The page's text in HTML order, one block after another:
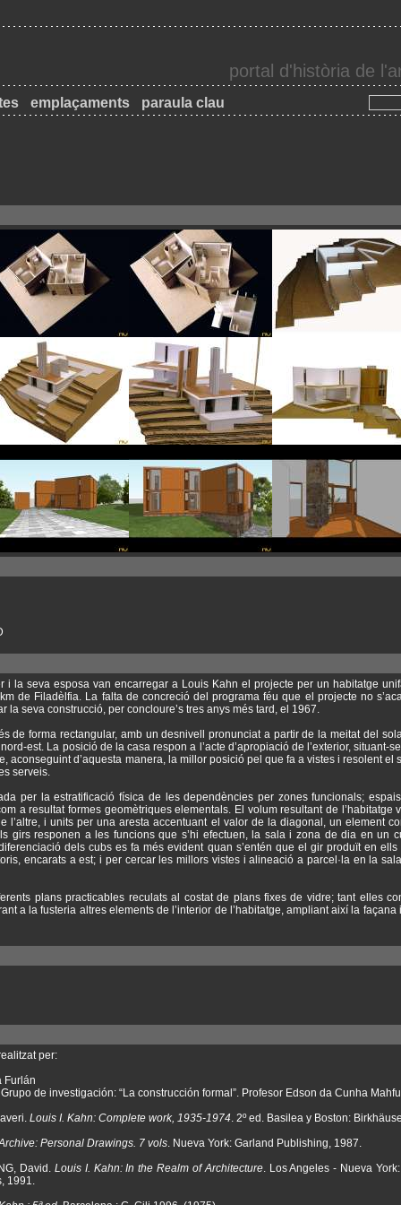
portal d'història de
emplaçaments paraula clau
i la seva esposa van encarregar a Louis Kahn el projecte per un habitatge
de Filadèlfia. La falta de concreció del programa féu que el projecte no
la seva construcció, per concloure’s tres anys més tard, el 1967.
de forma rectangular, amb un desnivell pronunciat a partir de la meitat del
est. La posició de la casa respon a l’acte d’apropiació de l’exterior, situant-
aconseguint d’aquesta manera, la millor posició pel que fa a vistes i resolent el
serveis.
per la estratificació física de les dependències per zones funcionals;
a resultat formes geomètriques elementals. El volum resultant de l’habitatge
l’altre, i units per una aresta accentuant el valor de la diagonal, un element
girs responen a les funcions que s’hi efectuen, la sala i zona de dia en un
dels cubs es fa més evident quan s’entén que el gir produït en
encarats a est; i per cercar les millors vistes i alineació a parcel·la en la
plans practicables reculats al costat de plans fixes de vidre; tant elles
a la fusteria altres elements de l’interior de l’habitatge, ampliant així la
per:
Furlán
de investigación: “La construcción formal”. Profesor Edson da Cunha
Louis I. Kahn: Complete work, 1935-1974. 2º ed. Basilea y Boston:
Personal Drawings. 7 vols. Nueva York: Garland Publishing, 1987.
David. Louis I. Kahn: In the Realm of Architecture. Los Angeles - Nueva
1991.